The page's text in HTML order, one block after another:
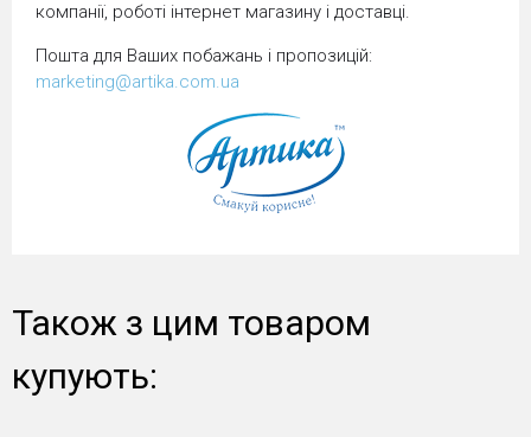
компанії, роботі інтернет магазину і доставці.
Пошта для Ваших побажань і пропозицій:
marketing@artika.com.ua
Також з цим товаром
купують: